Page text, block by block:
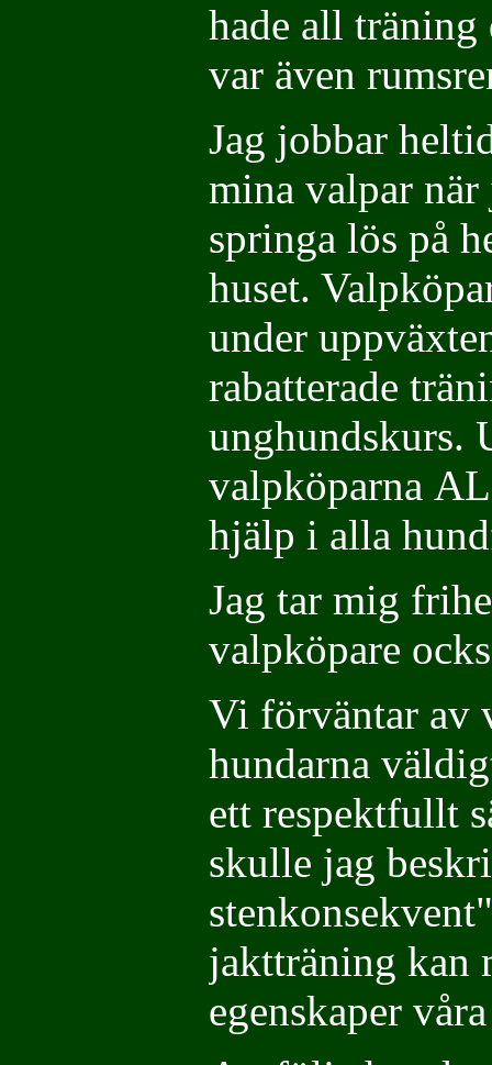
hade all träning
var även
Jag jobbar
mina valpar
springa lös på
huset.
under
rabatterade
unghundskurs.
valpköparna
hjälp i alla
Jag tar mig
valpköpare
Vi förväntar av
hundarna
ett respektfullt
skulle jag
jaktträning kan
egenskaper